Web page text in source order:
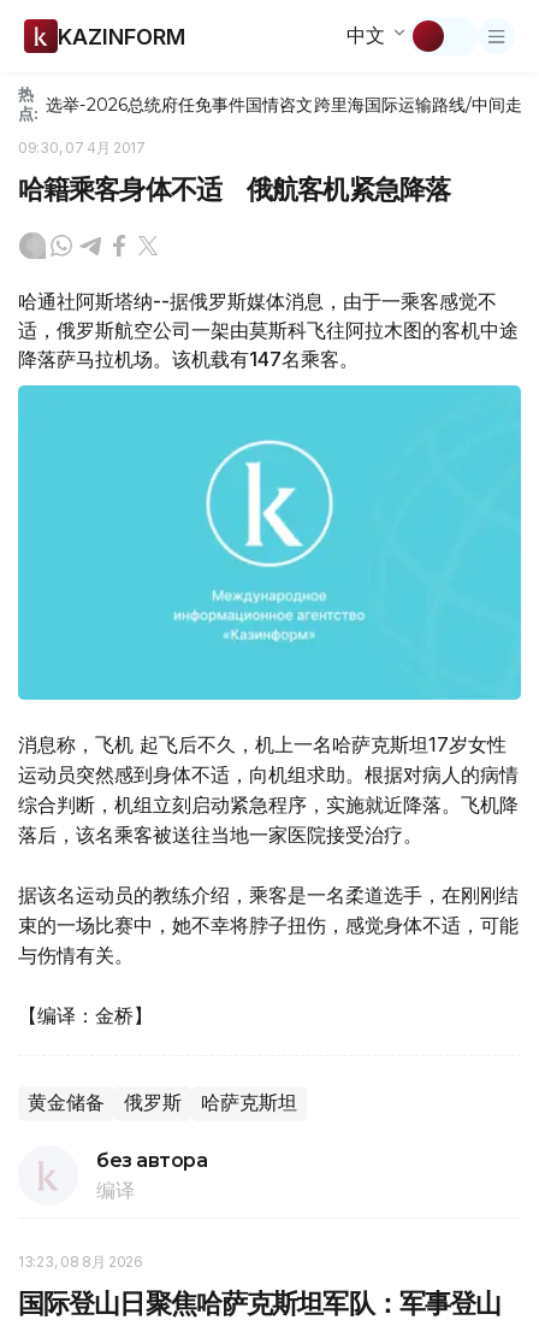
KAZINFORM 中文
热
点: 选举-2026总统府任免事件国情咨文跨里海国际运输路线/中间走廊
09:30, 07 4月 2017
哈籍乘客身体不适 俄航客机紧急降落
哈通社阿斯塔纳--据俄罗斯媒体消息，由于一乘客感觉不
适，俄罗斯航空公司一架由莫斯科飞往阿拉木图的客机中途
降落萨马拉机场。该机载有147名乘客。
消息称，飞机 起飞后不久，机上一名哈萨克斯坦17岁女性
运动员突然感到身体不适，向机组求助。根据对病人的病情
综合判断，机组立刻启动紧急程序，实施就近降落。飞机降
落后，该名乘客被送往当地一家医院接受治疗。
据该名运动员的教练介绍，乘客是一名柔道选手，在刚刚结
束的一场比赛中，她不幸将脖子扭伤，感觉身体不适，可能
与伤情有关。
【编译：金桥】
黄金储备 俄罗斯 哈萨克斯坦
без автора
编译
13:23, 08 8月 2026
国际登山日聚焦哈萨克斯坦军队：军事登山